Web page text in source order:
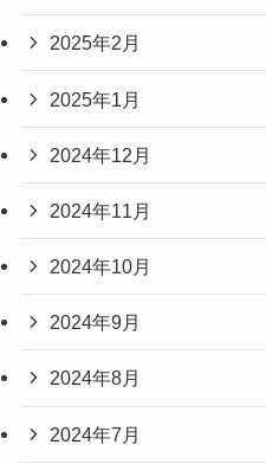
2025年2月
2025年1月
2024年12月
2024年11月
2024年10月
2024年9月
2024年8月
2024年7月